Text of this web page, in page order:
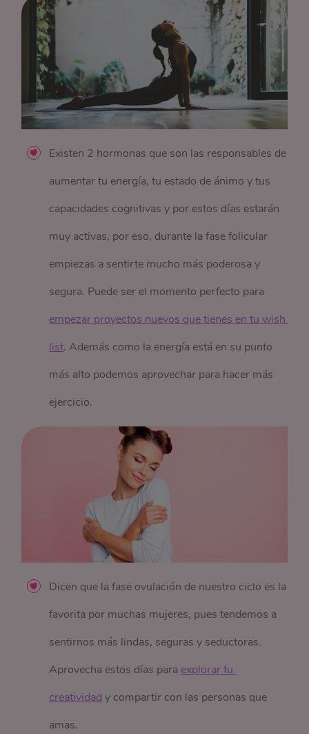
Existen 2 hormonas que son las responsables de
aumentar tu energía, tu estado de ánimo y tus
capacidades cognitivas y por estos días estarán
muy activas, por eso, durante la fase folicular
empiezas a sentirte mucho más poderosa y
segura. Puede ser el momento perfecto para
empezar proyectos nuevos que tienes en tu wish
list. Además como la energía está en su punto
más alto podemos aprovechar para hacer más
ejercicio.
Dicen que la fase ovulación de nuestro ciclo es la
favorita por muchas mujeres, pues tendemos a
sentirnos más lindas, seguras y seductoras.
Aprovecha estos días para explorar tu
creatividad y compartir con las personas que
amas.